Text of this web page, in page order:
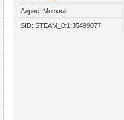
Адрес: Москва
SID: STEAM_0:1:35499077